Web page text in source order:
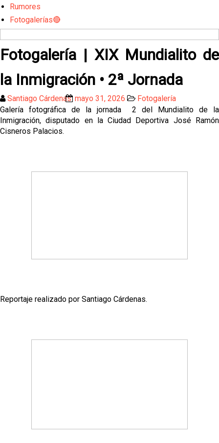
Rumores
Fotogalerías🔴
Fotogalería | XIX Mundialito de
la Inmigración • 2ª Jornada
Santiago Cárdenas mayo 31, 2026
Fotogalería
Galería fotográfica de la jornada 2 del Mundialito de la
Inmigración,disputado en la Ciudad Deportiva José Ramón
Cisneros Palacios.
Reportaje realizado por Santiago Cárdenas.